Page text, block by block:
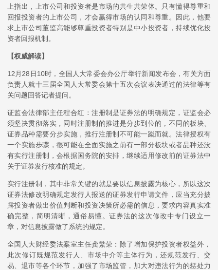
上指出，上市公司和投资者是市场的共生共荣体。只有懂得尊重和
回报投资者的上市公司，才会赢得市场的认同和尊重。因此，他要
求上市公司董监高能够尊重投资者特别是中小投资者，持续优化投
资者回报机制。
【权威解读】
12月28日10时，全国人大常委会办公厅举行新闻发布会，有关方面
负责人就十三届全国人大常委会第十五次会议表决通过的法律等有
关问题回答记者提问。
证监会法律部主任程合红：注册制是证券法的明确规定，证监会必
须坚决贯彻落实，同时注册制的推进是分步到位的，不同的板块、
证券品种需要分步实施，推行注册制不可能一蹴而就。法律授权有
一个实施步骤，很可能在全面实施之前有一部分板块或者品种还没
有实行注册制，会根据国务院的安排，继续适用修改前的证券法中
关于证券发行核准的规定。
实行注册制，其中非常关键的就是要以信息披露为核心，所以这次
证券法修改明确规定发行人报送的证券发行申请文件，应当充分披
露投资者做出价值判断和投资决策所必需的信息，要求内容真实准
确完整，简明清晰，通俗易懂。证券法的这次修改中专门设立一
章，对信息披露做了系统的规定。
全国人大财经委法案室主任龚繁荣：除了增加保护投资者权益外，
此次修订既规范发行人、市场中介等主体行为，还规范发行、交
易、退市等各个环节，加强了市场监管，加大对违法行为的惩处力